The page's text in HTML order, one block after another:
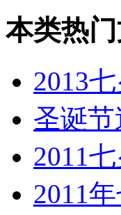
本类热
2013
圣诞
2011
2011